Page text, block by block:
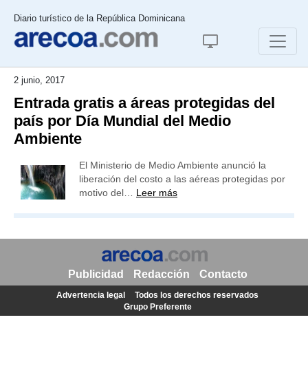
Diario turístico de la República Dominicana
2 junio, 2017
Entrada gratis a áreas protegidas del
país por Día Mundial del Medio
Ambiente
El Ministerio de Medio Ambiente anunció la
liberación del costo a las aéreas protegidas por
motivo del… Leer más
Publicidad Redacción Contacto
Advertencia legal
Todos los derechos reservados
Grupo Preferente